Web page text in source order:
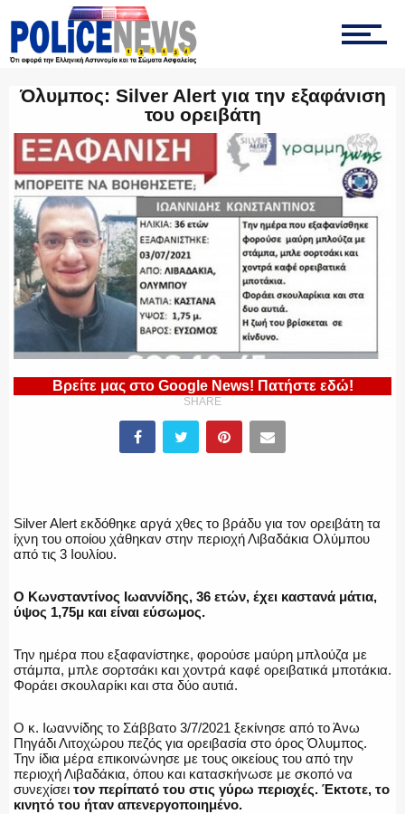
ΤΡΟΧΑΙΑ
ΟΜΑΔΑ “Ζ”
ΕΚΑΜ
ΥΑΤ/ΥΜΕΤ
ΛΙΜΕΝΙΚΟ
ΕΝΟΠΛΕΣ ΔΥΝΑΜΕΙΣ
Όλυμπος: Silver Alert για την εξαφάνιση
του ορειβάτη
Βρείτε μας στο Google News! Πατήστε εδώ!
SHARE
Silver Alert εκδόθηκε αργά χθες το βράδυ για τον ορειβάτη τα
ίχνη του οποίου χάθηκαν στην περιοχή Λιβαδάκια Ολύμπου
από τις 3 Ιουλίου.
Ο Κωνσταντίνος Ιωαννίδης, 36 ετών, έχει καστανά μάτια,
ύψος 1,75μ και είναι εύσωμος.
Την ημέρα που εξαφανίστηκε, φορούσε μαύρη μπλούζα με
στάμπα, μπλε σορτσάκι και χοντρά καφέ ορειβατικά μποτάκια.
Φοράει σκουλαρίκι και στα δύο αυτιά.
Ο κ. Ιωαννίδης το Σάββατο 3/7/2021 ξεκίνησε από το Άνω
Πηγάδι Λιτοχώρου πεζός για ορειβασία στο όρος Όλυμπος.
Την ίδια μέρα επικοινώνησε με τους οικείους του από την
περιοχή Λιβαδάκια, όπου και κατασκήνωσε με σκοπό να
συνεχίσει τον περίπατό του στις γύρω περιοχές. Έκτοτε, το
κινητό του ήταν απενεργοποιημένο.